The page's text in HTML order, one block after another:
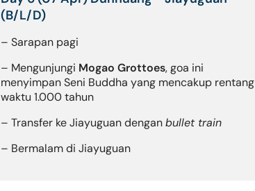
(B/L/D)
– Sarapan pagi
– Mengunjungi Mogao Grottoes, goa ini
menyimpan Seni Buddha yang mencakup rentang
waktu 1.000 tahun
– Transfer ke Jiayuguan denganbullet train
– Bermalam di Jiayuguan